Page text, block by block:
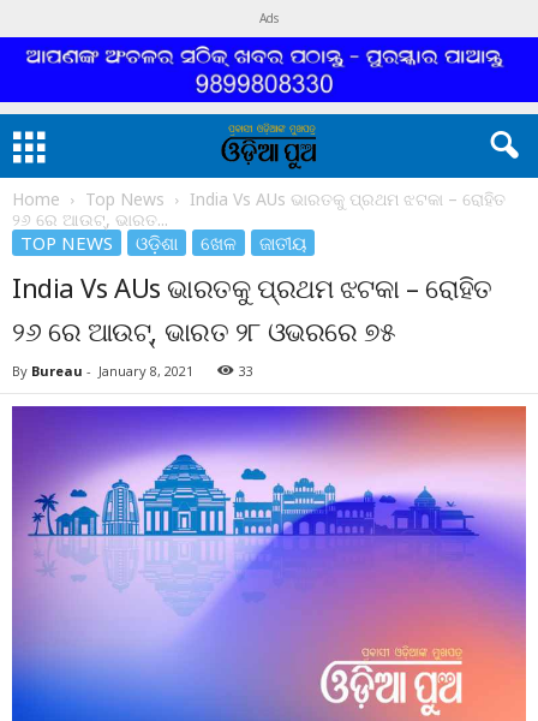
Ads
Home Top News
India Vs AUs ଭାରତକୁ ପ୍ରଥମ ଝଟକା – ରୋହିତ
୨୬ ରେ ଆଉଟ୍, ଭାରତ...
TOP NEWS ଓଡ଼ିଶା ଖେଳ ଜାତୀୟ
India Vs AUs ଭାରତକୁ ପ୍ରଥମ ଝଟକା – ରୋହିତ
୨୬ ରେ ଆଉଟ୍, ଭାରତ ୨୮ ଓଭରରେ ୭୫
By Bureau - January 8, 2021 33